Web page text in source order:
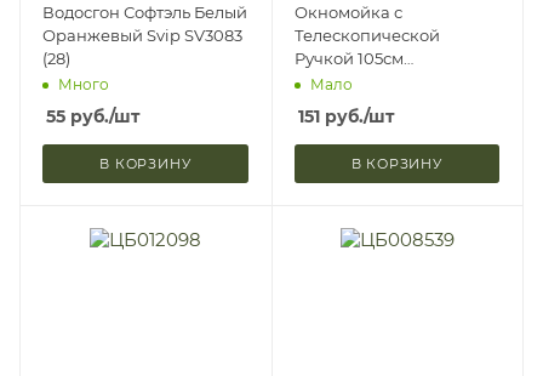
Водосгон Софтэль Белый
Оранжевый Svip SV3083
(28)
Много
55 руб./шт
В КОРЗИНУ
Окномойка с
Телескопической
Ручкой 105см
Двухсторонняя Скребок
23см + Микрофибра 25см
Vetta 444-068
Мало
151руб./шт
В КОРЗИНУ